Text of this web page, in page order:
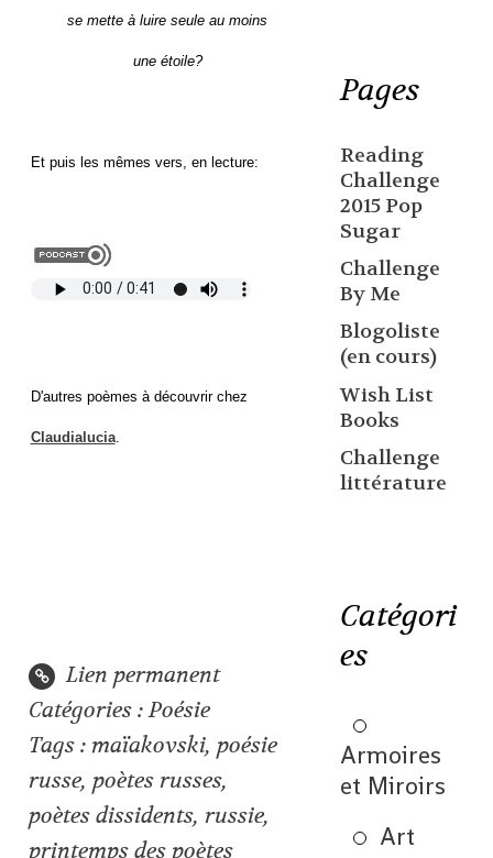
se mette à luire seule au moins
une étoile?
Et puis les mêmes vers, en lecture:
D'autres poèmes à découvrir chez
Claudialucia.
Lien permanent
Catégories :Poésie
Tags : maïakovski,poésie
russe,poètes russes,
poètes dissidents, russie,
printemps des poètes
Pages
Reading
Challenge
2015 Pop
Sugar
Challenge
By Me
Blogoliste
(en cours)
Wish List
Books
Challenge
littérature
Catégori
es
Armoires
et Miroirs
Art